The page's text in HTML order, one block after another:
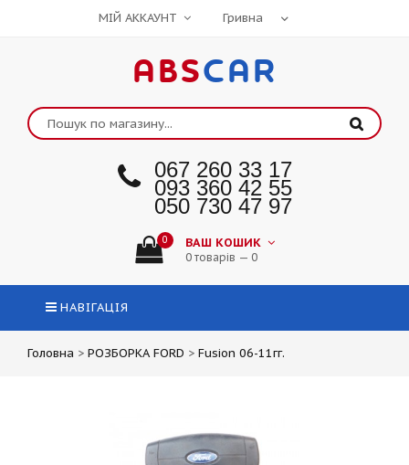
МІЙ АККАУНТ
ABSCAR
067 260 33 17
093 360 42 55
050 730 47 97
0 ВАШ КОШИК
0 товарів — 0
НАВІГАЦІЯ
Головна > РОЗБОРКА FORD > Fusion 06-11гг.